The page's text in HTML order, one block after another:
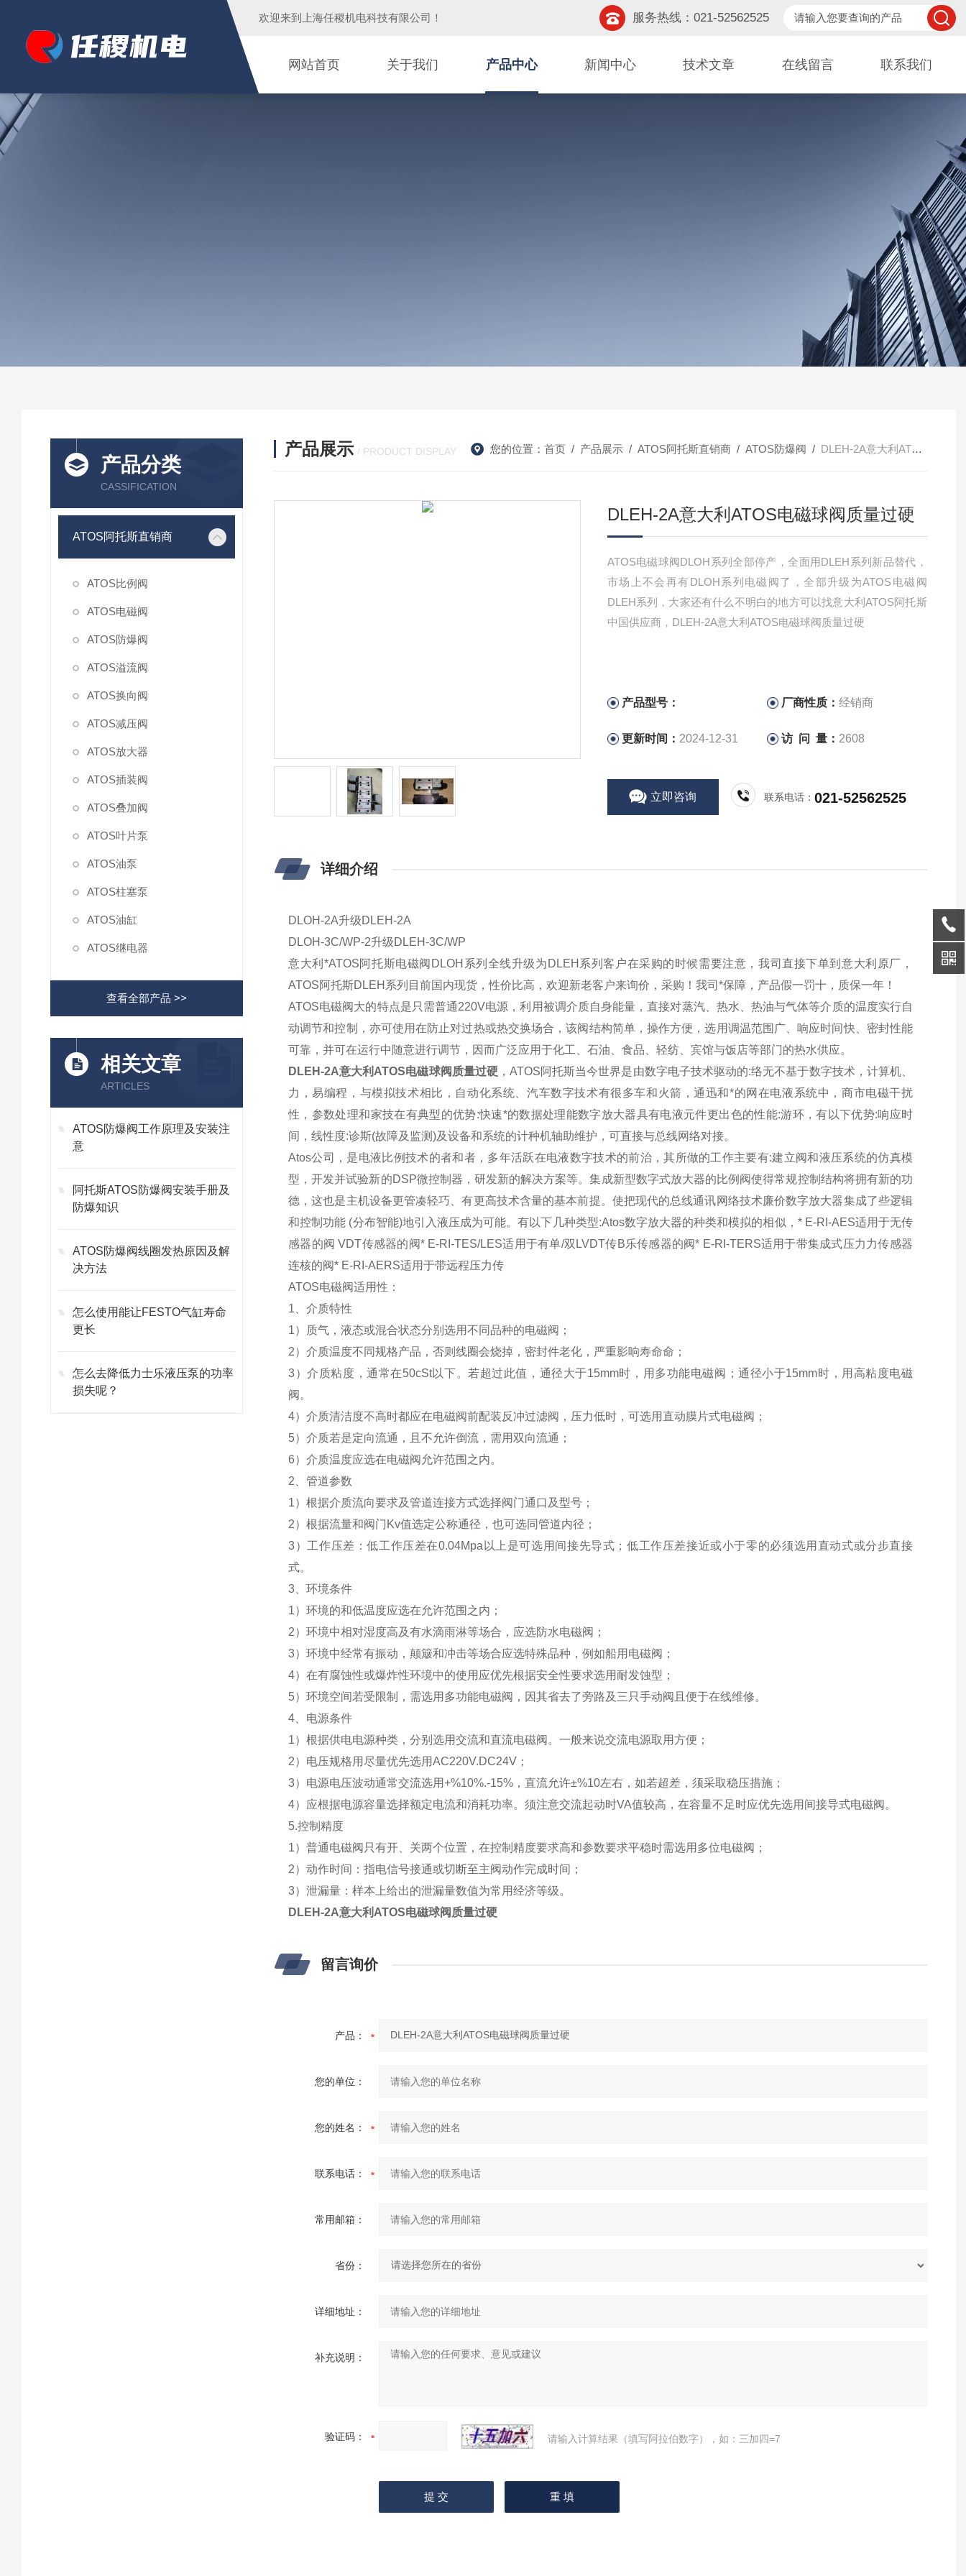
欢迎来到 上海任稷机电科技有限公司 ！ 服务热线：021-52562525
网站首页 关于我们 产品中心 新闻中心 技术文章 在线留言 联系我们
产品分类
CASSIFICATION
ATOS阿托斯直销商
ATOS比例阀
ATOS电磁阀
ATOS防爆阀
ATOS溢流阀
ATOS换向阀
ATOS减压阀
ATOS放大器
ATOS插装阀
ATOS叠加阀
ATOS叶片泵
ATOS油泵
ATOS柱塞泵
ATOS油缸
ATOS继电器
查看全部产品 >>
相关文章
ARTICLES
ATOS防爆阀工作原理及安装注
意
阿托斯ATOS防爆阀安装手册及
防爆知识
ATOS防爆阀线圈发热原因及解
决方法
怎么使用能让FESTO气缸寿命
更长
怎么去降低力士乐液压泵的功率
损失呢？
产品展示 / PRODUCT DISPLAY 您的位置： 首页/ 产品展示/ ATOS阿托斯直销商/ ATOS防爆阀 / DLEH-2A意大利ATOS电磁球阀质量过硬
DLEH-2A意大利ATOS电磁球阀质量过硬
ATOS电磁球阀DLOH系列全部停产，全面用DLEH系列新品替代，
市场上不会再有DLOH系列电磁阀了，全部升级为ATOS电磁阀
DLEH系列，大家还有什么不明白的地方可以找意大利ATOS阿托斯
中国供应商，DLEH-2A意大利ATOS电磁球阀质量过硬
产品型号： 厂商性质：经销商
更新时间： 2024-12-31 访 问 量： 2608
立即咨询 联系电话：021-52562525
详细介绍
DLOH-2A升级DLEH-2A
DLOH-3C/WP-2升级DLEH-3C/WP
意大利*ATOS阿托斯电磁阀DLOH系列全线升级为DLEH系列客户在采购的时候需要注意，我司直接下单到意大利原厂，
ATOS阿托斯DLEH系列目前国内现货，性价比高，欢迎新老客户来询价，采购！我司*保障，产品假一罚十，质保一年！
ATOS电磁阀大的特点是只需普通220V电源，利用被调介质自身能量，直接对蒸汽、热水、热油与气体等介质的温度实行自
动调节和控制，亦可使用在防止对过热或热交换场合，该阀结构简单，操作方便，选用调温范围广、响应时间快、密封性能
可靠，并可在运行中随意进行调节，因而广泛应用于化工、石油、食品、轻纺、宾馆与饭店等部门的热水供应。
DLEH-2A意大利ATOS电磁球阀质量过硬 ，ATOS阿托斯当今世界是由数字电子技术驱动的:络无不基于数字技术，计算机、
力，易编程，与模拟技术相比，自动化系统、汽车数字技术有很多车和火箭，通迅和*的网在电液系统中，商市电磁干扰
性，参数处理和家技在有典型的优势:快速*的数据处理能数字放大器具有电液元件更出色的性能:游环，有以下优势:响应时
间，线性度:诊斯(故障及监测)及设备和系统的计种机轴助维护，可直接与总线网络对接。
Atos公司，是电液比例技术的者和者，多年活跃在电液数字技术的前治，其所做的工作主要有:建立阀和液压系统的仿真模
型，开发并试验新的DSP微控制器，研发新的解决方案等。集成新型数字式放大器的比例阀使得常规控制结构将拥有新的功
德，这也是主机设备更管凑轻巧、有更高技术含量的基本前提。使把现代的总线通讯网络技术廉价数字放大器集成了些逻辑
和控制功能 (分布智能)地引入液压成为可能。有以下几种类型:Atos数字放大器的种类和模拟的相似，* E-RI-AES适用于无传
感器的阀 VDT传感器的阀* E-RI-TES/LES适用于有单/双LVDT传B乐传感器的阀* E-RI-TERS适用于带集成式压力力传感器
连核的阀* E-RI-AERS适用于带远程压力传
ATOS电磁阀适用性：
1、介质特性
1）质气，液态或混合状态分别选用不同品种的电磁阀；
2）介质温度不同规格产品，否则线圈会烧掉，密封件老化，严重影响寿命命；
3）介质粘度，通常在50cSt以下。若超过此值，通径大于15mm时，用多功能电磁阀；通径小于15mm时，用高粘度电磁
阀。
4）介质清洁度不高时都应在电磁阀前配装反冲过滤阀，压力低时，可选用直动膜片式电磁阀；
5）介质若是定向流通，且不允许倒流，需用双向流通；
6）介质温度应选在电磁阀允许范围之内。
2、管道参数
1）根据介质流向要求及管道连接方式选择阀门通口及型号；
2）根据流量和阀门Kv值选定公称通径，也可选同管道内径；
3）工作压差：低工作压差在0.04Mpa以上是可选用间接先导式；低工作压差接近或小于零的必须选用直动式或分步直接
式。
3、环境条件
1）环境的和低温度应选在允许范围之内；
2）环境中相对湿度高及有水滴雨淋等场合，应选防水电磁阀；
3）环境中经常有振动，颠簸和冲击等场合应选特殊品种，例如船用电磁阀；
4）在有腐蚀性或爆炸性环境中的使用应优先根据安全性要求选用耐发蚀型；
5）环境空间若受限制，需选用多功能电磁阀，因其省去了旁路及三只手动阀且便于在线维修。
4、电源条件
1）根据供电电源种类，分别选用交流和直流电磁阀。一般来说交流电源取用方便；
2）电压规格用尽量优先选用AC220V.DC24V；
3）电源电压波动通常交流选用+%10%.-15%，直流允许±%10左右，如若超差，须采取稳压措施；
4）应根据电源容量选择额定电流和消耗功率。须注意交流起动时VA值较高，在容量不足时应优先选用间接导式电磁阀。
5.控制精度
1）普通电磁阀只有开、关两个位置，在控制精度要求高和参数要求平稳时需选用多位电磁阀；
2）动作时间：指电信号接通或切断至主阀动作完成时间；
3）泄漏量：样本上给出的泄漏量数值为常用经济等级。
DLEH-2A意大利ATOS电磁球阀质量过硬
留言询价
产品：
您的单位：
您的姓名：
联系电话：
常用邮箱：
省份：
详细地址：
补充说明：
验证码： 请输入计算结果（填写阿拉伯数字），如：三加四=7